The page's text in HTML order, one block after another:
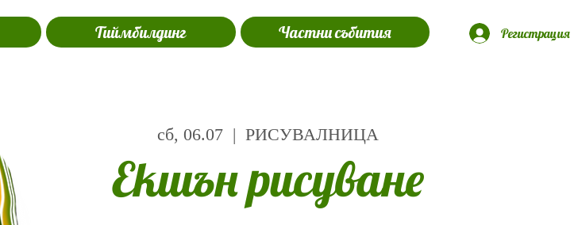
Тиймбилдинг Частни събития Регистрация
сб, 06.07
  |
РИСУВАЛНИЦА
Екшън рисуване